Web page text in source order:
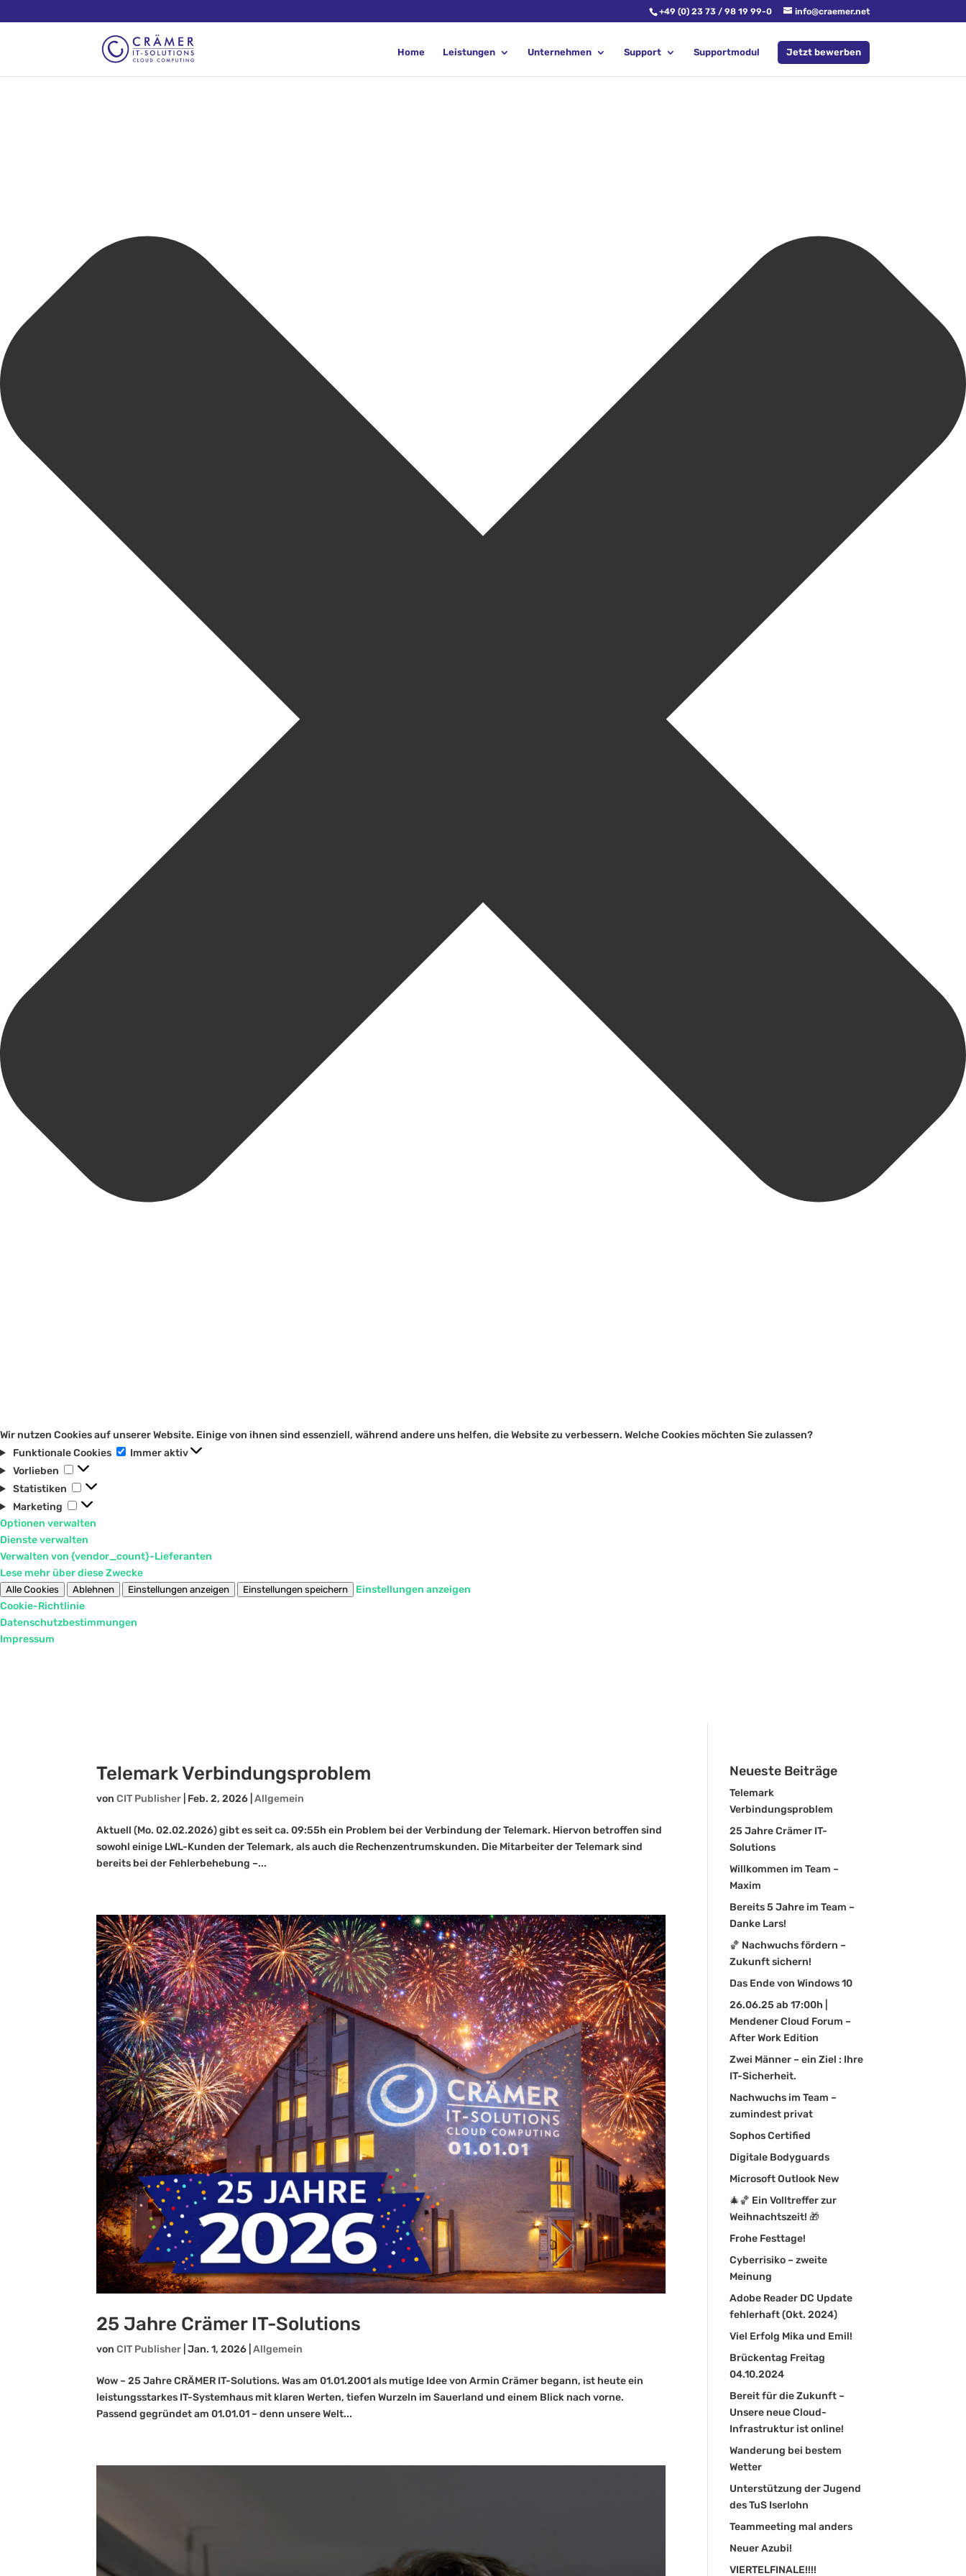
Wir nutzen Cookies auf unserer Website. Einige von ihnen sind essenziell, während andere uns helfen, die Website zu verbessern. Welche Cookies möchten Sie zulassen?
Funktionale Cookies
Funktionale
Immer aktiv
Vorlieben
Vorlieben
Statistiken
Statistiken
Marketing
Marketing
Optionen verwalten
Dienste verwalten
Verwalten von {vendor_count}-Lieferanten
Lese mehr über diese Zwecke
Alle Cookies Ablehnen Einstellungen anzeigen Einstellungen speichern
Einstellungen anzeigen
Cookie-Richtlinie
Datenschutzbestimmungen
Impressum
+49 (0) 23 73 / 98 19 99-0 info@craemer.net
Home Leistungen Unternehmen Support Supportmodul Jetzt bewerben
Telemark Verbindungsproblem
vonCIT Publisher Feb. 2, 2026 |Allgemein
Aktuell (Mo. 02.02.2026) gibt es seit ca. 09:55h ein Problem bei der Verbindung der Telemark. Hiervon betroffen sind
sowohl einige LWL-Kunden der Telemark, als auch die Rechenzentrumskunden. Die Mitarbeiter der Telemark sind
bereits bei der Fehlerbehebung –...
25 Jahre Crämer IT-Solutions
vonCIT Publisher |Jan. 1, 2026 |Allgemein
Wow – 25 Jahre CRÄMER IT-Solutions. Was am 01.01.2001 als mutige Idee von Armin Crämer begann, ist heute ein
leistungsstarkes IT-Systemhaus mit klaren Werten, tiefen Wurzeln im Sauerland und einem Blick nach vorne.
Passend gegründet am 01.01.01 – denn unsere Welt...
Neueste Beiträge
Telemark
Verbindungsproblem
25 Jahre Crämer IT-
Solutions
Willkommen im Team –
Maxim
Bereits 5 Jahre im Team –
Danke Lars!
🏀 Nachwuchs fördern –
Zukunft sichern!
Das Ende von Windows 10
26.06.25 ab 17:00h |
Mendener Cloud Forum –
After Work Edition
Zwei Männer – ein Ziel : Ihre
IT-Sicherheit.
Nachwuchs im Team –
zumindest privat
Sophos Certified
Digitale Bodyguards
Microsoft Outlook New
🎄🏀 Ein Volltreffer zur
Weihnachtszeit! 🎁
Frohe Festtage!
Cyberrisiko – zweite
Meinung
Adobe Reader DC Update
fehlerhaft (Okt. 2024)
Viel Erfolg Mika und Emil!
Brückentag Freitag
04.10.2024
Bereit für die Zukunft –
Unsere neue Cloud-
Infrastruktur ist online!
Wanderung bei bestem
Wetter
Unterstützung der Jugend
des TuS Iserlohn
Teammeeting mal anders
Neuer Azubi!
VIERTELFINALE!!!!